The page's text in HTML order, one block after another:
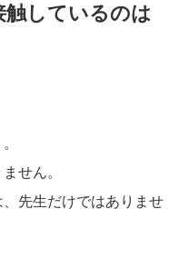
しているのは
せん。
先生だけではありませ